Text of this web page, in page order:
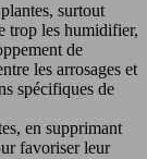
surtout
trop les humidifier,
de
les arrosages et
spécifiques de
en supprimant
favoriser leur